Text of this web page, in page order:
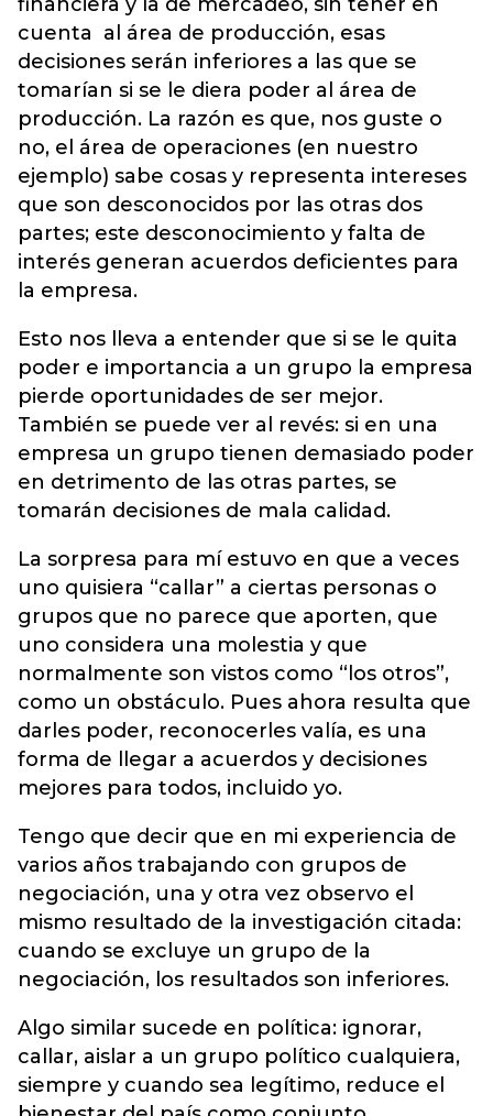
cuenta al área de producción, esas
decisiones serán inferiores a las que se
tomarían si se le diera poder al área de
producción. La razón es que, nos guste o
no, el área de operaciones (en nuestro
ejemplo) sabe cosas y representa intereses
que son desconocidos por las otras dos
partes; este desconocimiento y falta de
interés generan acuerdos deficientes para
la empresa.
Esto nos lleva a entender que si se le quita
poder e importancia a un grupo la empresa
pierde oportunidades de ser mejor.
También se puede ver al revés: si en una
empresa un grupo tienen demasiado poder
en detrimento de las otras partes, se
tomarán decisiones de mala calidad.
La sorpresa para mí estuvo en que a veces
uno quisiera “callar” a ciertas personas o
grupos que no parece que aporten, que
uno considera una molestia y que
normalmente son vistos como “los otros”,
como un obstáculo. Pues ahora resulta que
darles poder, reconocerles valía, es una
forma de llegar a acuerdos y decisiones
mejores para todos, incluido yo.
Tengo que decir que en mi experiencia de
varios años trabajando con grupos de
negociación, una y otra vez observo el
mismo resultado de la investigación citada:
cuando se excluye un grupo de la
negociación, los resultados son inferiores.
Algo similar sucede en política: ignorar,
callar, aislar a un grupo político cualquiera,
siempre y cuando sea legítimo, reduce el